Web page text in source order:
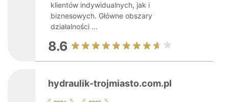
klientów indywidualnych, jak i
biznesowych. Główne obszary
działalności ...
8.6
hydraulik-trojmiasto.com.pl